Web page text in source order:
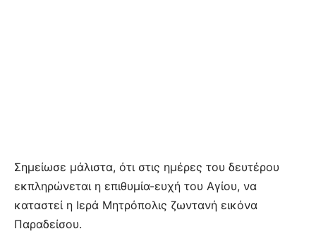
Σημείωσε μάλιστα, ότι στις ημέρες του δευτέρου
εκπληρώνεται η επιθυμία-ευχή του Αγίου, να
καταστεί η Ιερά Μητρόπολις ζωντανή εικόνα
Παραδείσου.